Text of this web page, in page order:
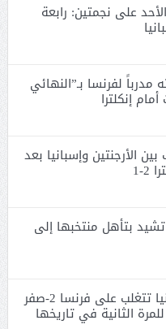
الأحد على نجمتين: رابعة
لفرنسا بـ”النهائي
إنكلترا
اللقب بين الأرجنتين وإسبانيا بعد
1
تشيد بتأهل منتخبها إلى
مونديال 2026: إسبانيا تتغلب على فرنسا 2-صفر
الثانية في تاريخها